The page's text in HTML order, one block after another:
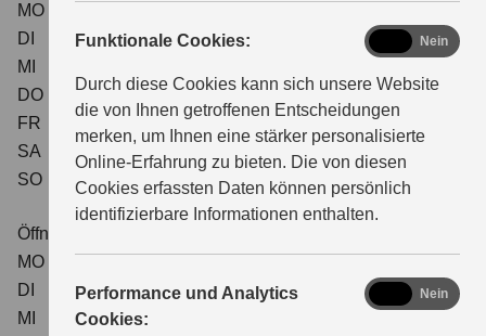
Funktionale Cookies:
Durch diese Cookies kann sich unsere Website
die von Ihnen getroffenen Entscheidungen
merken, um Ihnen eine stärker personalisierte
Online-Erfahrung zu bieten. Die von diesen
Cookies erfassten Daten können persönlich
identifizierbare Informationen enthalten.
functional
Nein
Performance und Analytics
Cookies:
analyticsNein
MO
DI
07:30 - 18:00
MI
DO
07:30 - 18:00
FR
SA
08:00 - 12:00
SO
geschlossen
Öffnungszeiten Service
MO
DI
07:30 - 18:00
MI
07:30 - 18:00